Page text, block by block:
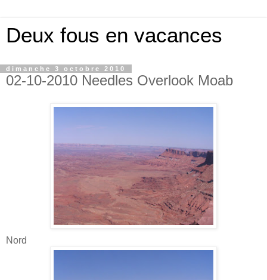
Deux fous en vacances
dimanche 3 octobre 2010
02-10-2010 Needles Overlook Moab
Nord